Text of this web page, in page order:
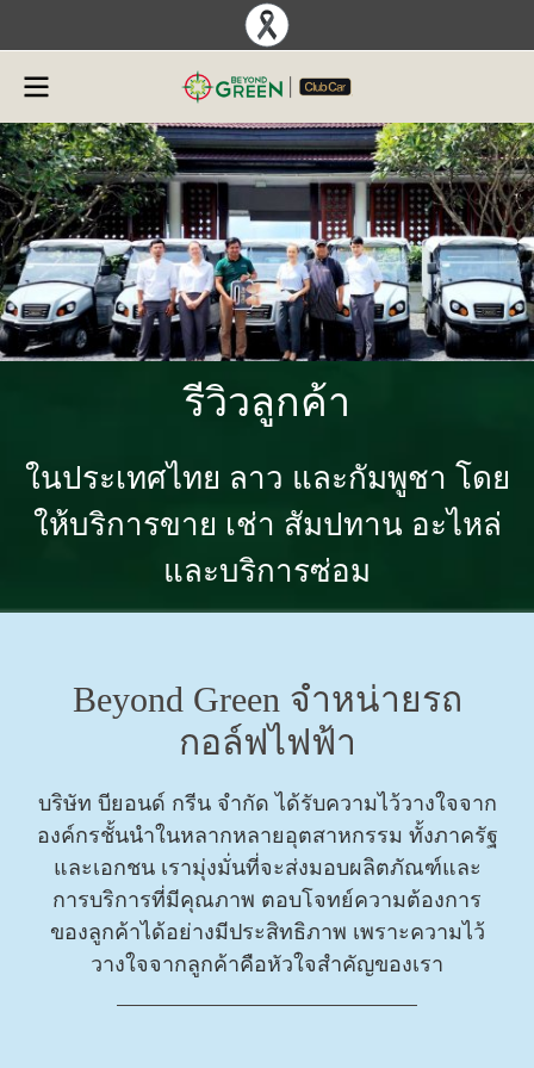
รีวิวลูกค้า
ในประเทศไทย ลาว และกัมพูชา โดย
ให้บริการขาย เช่า สัมปทาน อะไหล่
และบริการซ่อม
Beyond Green จำหน่ายรถ
กอล์ฟไฟฟ้า
บริษัท บียอนด์ กรีน จำกัด ได้รับความไว้วางใจจาก
องค์กรชั้นนำในหลากหลายอุตสาหกรรม ทั้งภาครัฐ
และเอกชน เรามุ่งมั่นที่จะส่งมอบผลิตภัณฑ์และ
การบริการที่มีคุณภาพ ตอบโจทย์ความต้องการ
ของลูกค้าได้อย่างมีประสิทธิภาพ เพราะความไว้
วางใจจากลูกค้าคือหัวใจสำคัญของเรา